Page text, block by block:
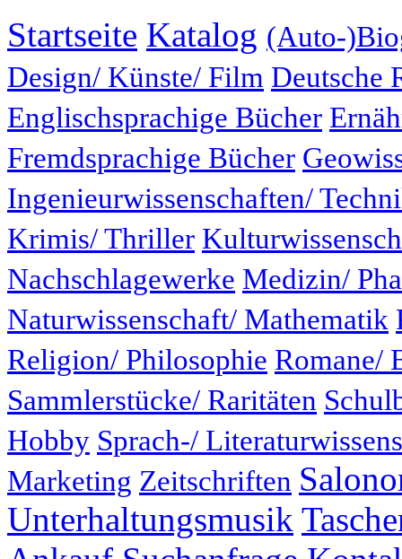
Startseite Katalog (Auto-
Design/ Künste/ Film Deutsche
Englischsprachige Bücher
Fremdsprachige Bücher
Ingenieurwissenschaften/
Krimis/ Thriller
Nachschlagewerke Medizin/
Naturwissenschaft/ Mathematik
Religion/ Philosophie Romane/
Sammlerstücke/ Raritäten
Hobby Sprach-/
Marketing Zeitschriften
Unterhaltungsmusik